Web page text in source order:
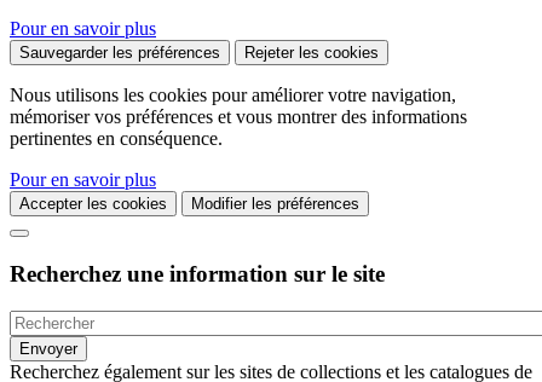
Pour en savoir plus
Sauvegarder les préférences Rejeter les cookies
Nous utilisons les cookies pour améliorer votre navigation,
mémoriser vos préférences et vous montrer des informations
pertinentes en conséquence.
Pour en savoir plus
Accepter les cookies Modifier les préférences
Recherchez une information sur le site
Recherchez également sur les sites de collections et les catalogues de